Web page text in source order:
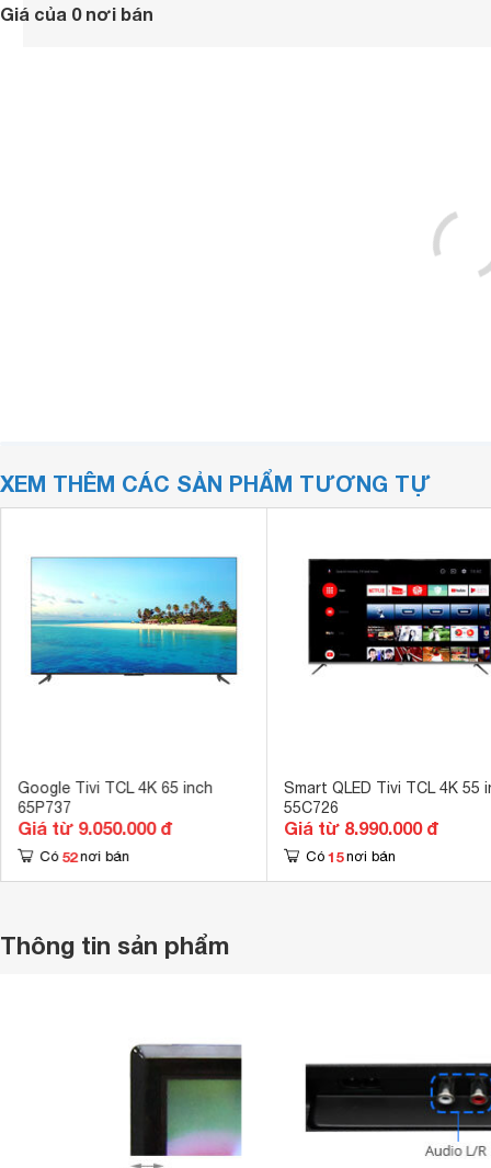
Giá của 0 nơi bán
XEM THÊM CÁC SẢN PHẨM TƯƠNG TỰ
Google Tivi TCL 4K 65 inch
65P737
Giá từ 9.050.000 đ
Có 52 nơi bán
Smart QLED Tivi TCL 4K 55
55C726
Giá từ 8.990.000 đ
Có 15 nơi bán
Thông tin sản phẩm